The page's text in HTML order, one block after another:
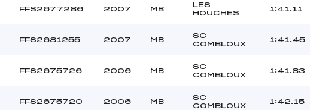
FFS2677286 2007 MB
LES
HOUCHES
1:41.11
FFS2681255 2007 MB
SC
COMBLOUX
1:41.45
FFS2675726 2006 MB
SC
COMBLOUX
1:41.83
FFS2675720 2006 MB
SC
COMBLOUX
1:42.15